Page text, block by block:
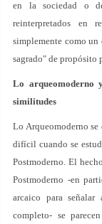
en la sociedad o
reinterpretados en
simplemente como
sagrado" de propósito
Lo arqueomoderno
similitudes
Lo Arqueomoderno
difícil cuando se
Postmoderno. El
Postmoderno -en
arcaico para
completo- se